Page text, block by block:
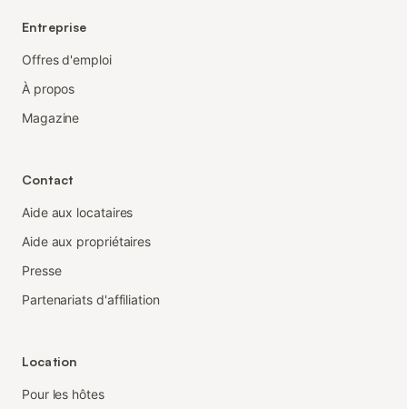
Entreprise
Offres d'emploi
À propos
Magazine
Contact
Aide aux locataires
Aide aux propriétaires
Presse
Partenariats d'affiliation
Location
Pour les hôtes